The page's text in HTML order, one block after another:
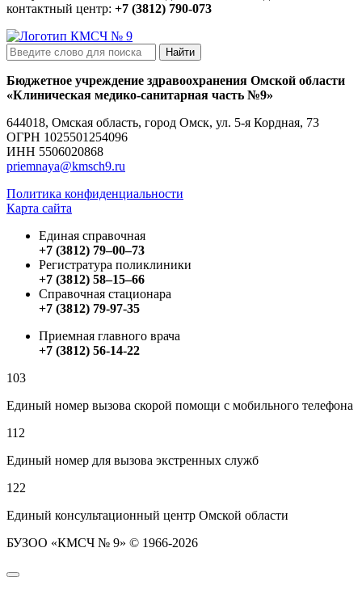
контактный центр: +7 (3812) 790-073
Найти
Бюджетное учреждение здравоохранения Омской области
«Клиническая медико-санитарная часть №9»
644018, Омская область, город Омск, ул. 5-я Кордная, 73
ОГРН 1025501254096
ИНН 5506020868
priemnaya@kmsch9.ru
Политика конфиденциальности
Карта сайта
Единая справочная
+7 (3812) 79‒00‒73
Регистратура поликлиники
+7 (3812) 58‒15‒66
Справочная стационара
+7 (3812) 79-97-35
Приемная главного врача
+7 (3812) 56-14-22
103
Единый номер вызова скорой помощи с мобильного телефона
112
Единый номер для вызова экстренных служб
122
Единый консультационный центр Омской области
БУЗОО «КМСЧ № 9» © 1966-2026